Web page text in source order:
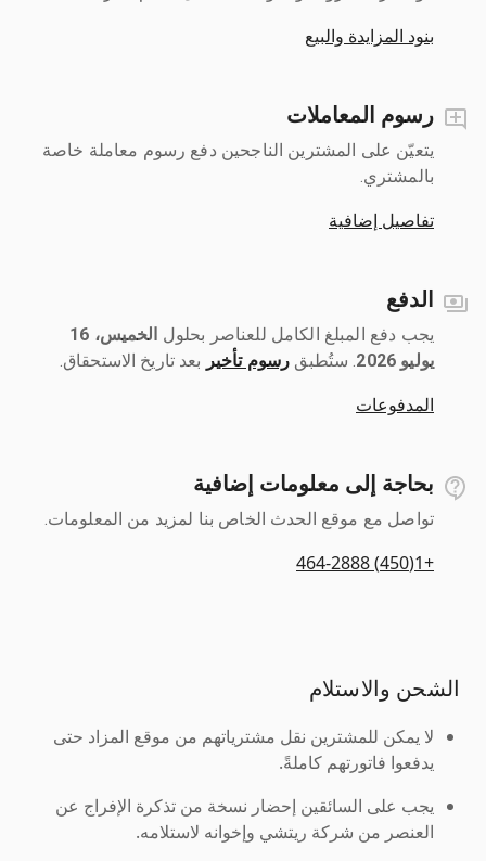
بنود المزايدة والبيع
رسوم المعاملات
يتعيّن على المشترين الناجحين دفع رسوم معاملة خاصة
بالمشتري.
تفاصيل إضافية
الدفع
يجب دفع المبلغ الكامل للعناصر بحلول ‎
الخميس، 16
يوليو 2026
رسوم تأخير بعد تاريخ الاستحقاق.
المدفوعات
بحاجة إلى معلومات إضافية
تواصل مع موقع الحدث الخاص بنا لمزيد من المعلومات.
+1(450) 464-2888
الشحن والاستلام
لا يمكن للمشترين نقل مشترياتهم من موقع المزاد حتى
يدفعوا فاتورتهم كاملةً.
يجب على السائقين إحضار نسخة من تذكرة الإفراج عن
العنصر من شركة ريتشي وإخوانه لاستلامه.